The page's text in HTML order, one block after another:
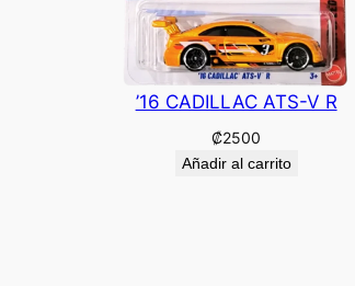
’16 CADILLAC ATS-V R
₡2500
Añadir al carrito